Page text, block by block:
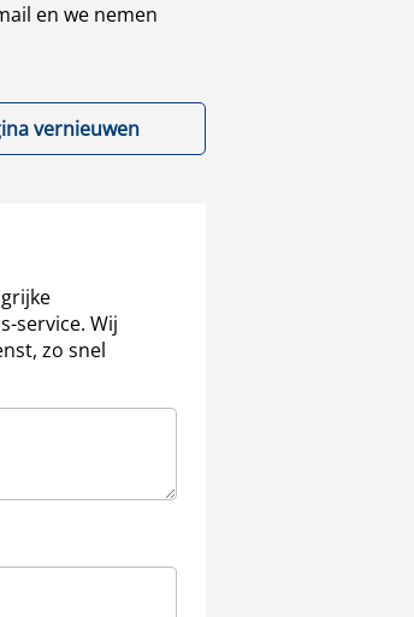
en we nemen
vernieuwen
service. Wij
zo snel